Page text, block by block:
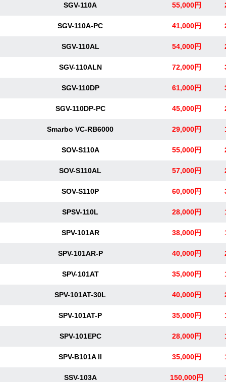
SGV-110A 55,000円
SGV-110A-PC 41,000円
SGV-110AL 54,000円
SGV-110ALN 72,000円
SGV-110DP 61,000円
SGV-110DP-PC 45,000円
Smarbo VC-RB6000 29,000円
SOV-S110A 55,000円
SOV-S110AL 57,000円
SOV-S110P 60,000円
SPSV-110L 28,000円
SPV-101AR 38,000円
SPV-101AR-P 40,000円
SPV-101AT 35,000円
SPV-101AT-30L 40,000円
SPV-101AT-P 35,000円
SPV-101EPC 28,000円
SPV-B101A II 35,000円
SSV-103A 150,000円